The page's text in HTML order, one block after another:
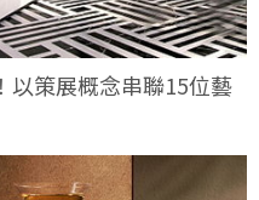
以策展概念串聯15位藝